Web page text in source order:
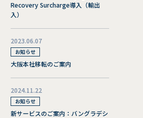
Recovery Surcharge導入（輸出
入）
2023.06.07
お知らせ
大阪本社移転のご案内
2024.11.22
お知らせ
新サービスのご案内：バングラデシ